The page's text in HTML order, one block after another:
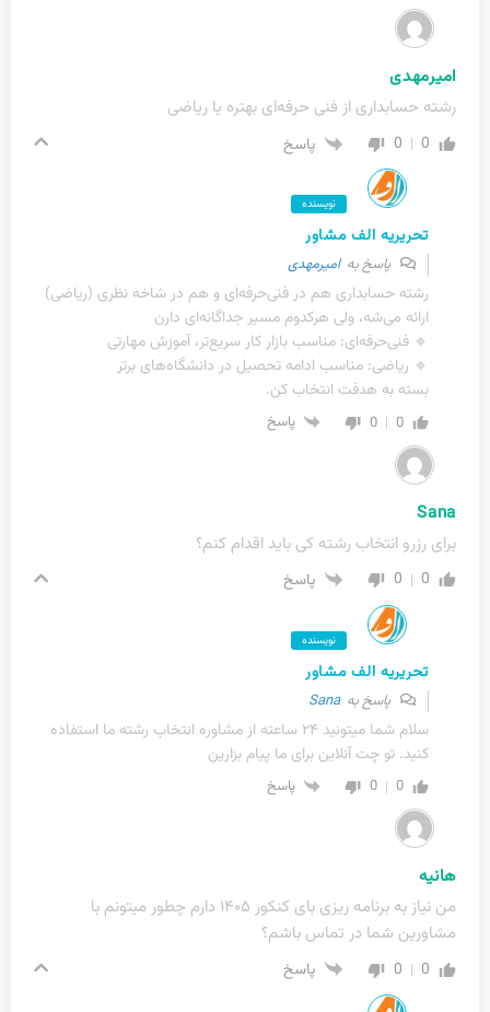
امیرمهدی
رشته حسابداری از فنی حرفه‌ای بهتره یا ریاضی
0
0 پاسخ
نویسنده
تحریریه الف مشاور
پاسخ بهامیرمهدی
رشته حسابداری هم در فنی‌حرفه‌ای و هم در شاخه نظری (ریاضی)
ارائه می‌شه، ولی هرکدوم مسیر جداگانه‌ای دارن
🔹 فنی‌حرفه‌ای: مناسب بازار کار سریع‌تر، آموزش مهارتی
🔹 ریاضی: مناسب ادامه تحصیل در دانشگاه‌های برتر
بسته به هدفت انتخاب کن.
0
0 پاسخ
Sana
برای رزرو انتخاب رشته کی باید اقدام کنم؟
0
0 پاسخ
نویسنده
تحریریه الف مشاور
پاسخ بهSana
سلام شما میتونید ۲۴ ساعته از مشاوره انتخاب رشته ما استفاده
کنید. تو چت آنلاین برای ما پیام بزارین
0
0 پاسخ
هانیه
من نیاز به برنامه ریزی بای کنکور ۱۴۰۵ دارم چطور میتونم با
مشاورین شما در تماس باشم؟
0
0 پاسخ